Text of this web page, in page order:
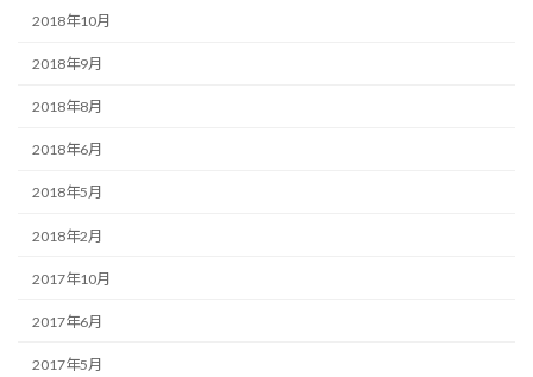
2018年10月
2018年9月
2018年8月
2018年6月
2018年5月
2018年2月
2017年10月
2017年6月
2017年5月